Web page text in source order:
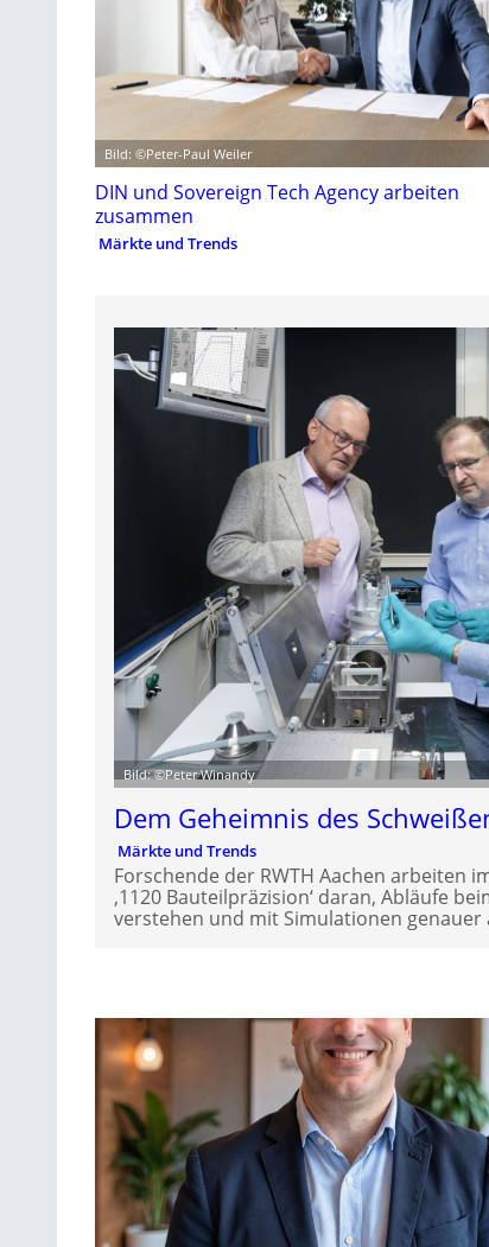
Bild: ©Peter-Paul Weiler
DIN und Sovereign Tech Agency arbeiten
zusammen
Märkte und Trends
Bild: ©Peter Winandy
Dem Geheimnis des
Märkte und Trends
Forschende der RWTH Aachen arbeiten
‚1120 Bauteilpräzision‘ daran, Abläufe
verstehen und mit Simulationen genauer